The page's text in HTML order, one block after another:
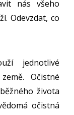
nás všeho
Odevzdat, co
jednotlivé
Očistné
života
očistná